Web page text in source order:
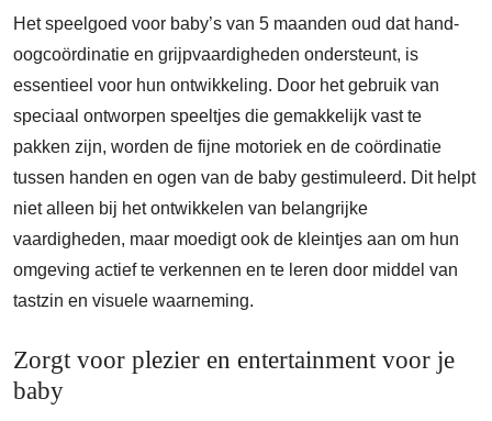
Het speelgoed voor baby’s van 5 maanden oud dat hand-
oogcoördinatie en grijpvaardigheden ondersteunt, is
essentieel voor hun ontwikkeling. Door het gebruik van
speciaal ontworpen speeltjes die gemakkelijk vast te
pakken zijn, worden de fijne motoriek en de coördinatie
tussen handen en ogen van de baby gestimuleerd. Dit helpt
niet alleen bij het ontwikkelen van belangrijke
vaardigheden, maar moedigt ook de kleintjes aan om hun
omgeving actief te verkennen en te leren door middel van
tastzin en visuele waarneming.
Zorgt voor plezier en entertainment voor je
baby